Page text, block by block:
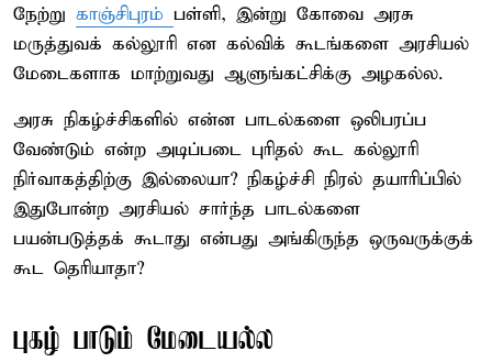
நேற்று காஞ்சிபுரம் பள்ளி, இன்று கோவை அரசு
மருத்துவக் கல்லூரி என கல்விக் கூடங்களை அரசியல்
மேடைகளாக மாற்றுவது ஆளுங்கட்சிக்கு அழகல்ல.
அரசு நிகழ்ச்சிகளில் என்ன பாடல்களை ஒலிபரப்ப
வேண்டும் என்ற அடிப்படை புரிதல் கூட கல்லூரி
நிர்வாகத்திற்கு இல்லையா? நிகழ்ச்சி நிரல் தயாரிப்பில்
இதுபோன்ற அரசியல் சார்ந்த பாடல்களை
பயன்படுத்தக் கூடாது என்பது அங்கிருந்த ஒருவருக்குக்
கூட தெரியாதா?
புகழ் பாடும் மேடையல்ல